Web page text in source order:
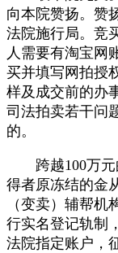
向本院赞扬。赞
法院施行局。竞
人需要有淘宝网
买并填写网拍授
样及成交前的办
司法拍卖若干问
的。
跨越100万元
得者原冻结的金
（变卖）辅帮
行实名登记轨制
法院指定账户，